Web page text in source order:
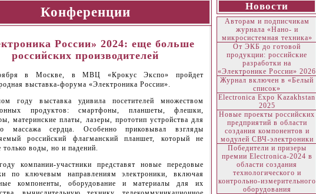
Конференции
России» 2024: еще больше
российских производителей
в Москве, в МВЦ «Крокус Экспо» пройдет
выставка-форума «Электроника России».
году выставка удивила посетителей множеством
продуктов: смартфоны, планшеты, флешки,
материнские платы, лазеры, прототип устройства для
массажа сердца. Особенно приковывал взгляды
российский флагманский планшет, который не
только воды, но и падений.
компании-участники представят новые передовые
по ключевым направлениям электроники, включая
компоненты, оборудование и материалы для их
Новости
Авторам и подписчикам
журнала «Нано- и
микросистемная техника»
От ЭКБ до готовой
продукции: российские
разработки на
«Электронике России» 2026
Журнал включен в «Белый
список»
Electronica Expo Kazakhstan
2025
Новые проекты российских
предприятий в области
создания компонентов и
модулей СВЧ-электроники
Победители и призеры
премии Electronica-2024 в
области создания
технологического и
контрольно-измерительного
оборудования